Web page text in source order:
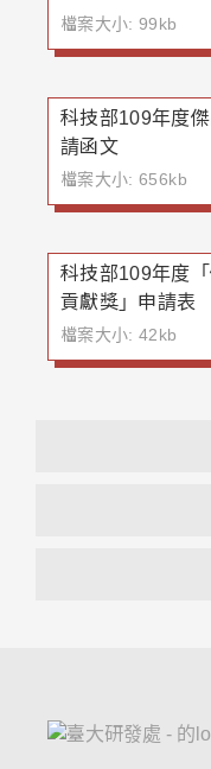
檔案大小: 99kb
科技部109年度
請函文
檔案大小: 656kb
科技部109年度
貢獻獎」申請表
檔案大小: 42kb